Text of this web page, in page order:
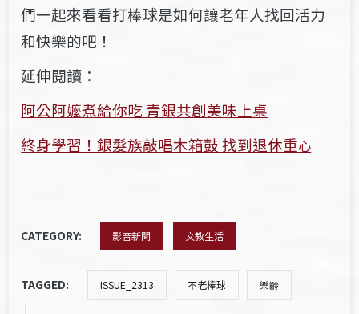
們一起來看看打棒球是如何讓老年人找回活力
和快樂的吧！
延伸閱讀：
阿公阿嬤煮給你吃 青銀共創美味上桌
終身學習！銀髮族敲唱木箱鼓 找到退休重心
CATEGORY: 影音新聞 文教生活
TAGGED: ISSUE_2313 不老棒球 樂齡